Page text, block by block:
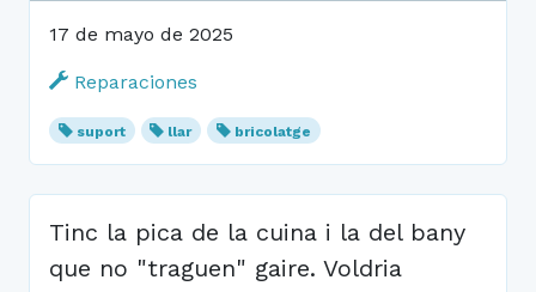
17 de mayo de 2025
Reparaciones
suport llar bricolatge
Tinc la pica de la cuina i la del bany
que no "traguen" gaire. Voldria